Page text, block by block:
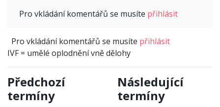
Pro vkládání komentářů se musíte přihlásit
Pro vkládání komentářů se musíte přihlásit
IVF = umělé oplodnění vně dělohy
Předchozí
termíny
Následující
termíny